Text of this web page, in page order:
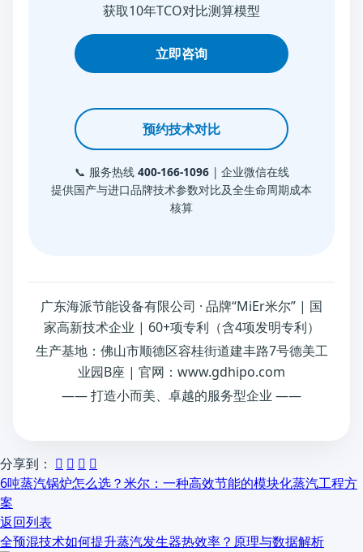
获取10年TCO对比测算模型
立即咨询
预约技术对比
📞 服务热线 400-166-1096| 企业微信在线
提供国产与进口品牌技术参数对比及全生命周期成本
核算
广东海派节能设备有限公司 · 品牌“MiEr米尔” | 国
家高新技术企业 | 60+项专利（含4项发明专利）
生产基地：佛山市顺德区容桂街道建丰路7号德美工
业园B座 | 官网：www.gdhipo.com
—— 打造小而美、卓越的服务型企业 ——
分享到：    
6吨蒸汽锅炉怎么选？米尔：一种高效节能的模块化蒸汽工程方
案
返回列表
全预混技术如何提升蒸汽发生器热效率？原理与数据解析